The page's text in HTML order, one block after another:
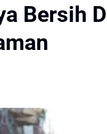
Bersih